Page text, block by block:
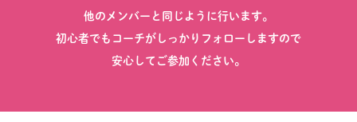
他のメンバーと同じように行います。
初心者でもコーチがしっかりフォローしますので
安心してご参加ください。